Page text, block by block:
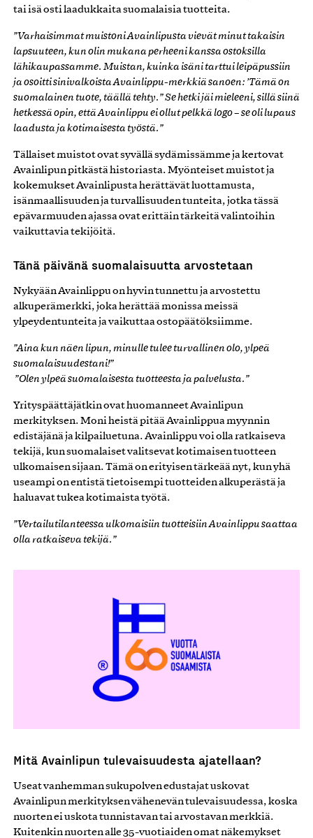
tai isä osti laadukkaita suomalaisia tuotteita.
”Varhaisimmat muistoni Avainlipusta vievät minut takaisin
lapsuuteen, kun olin mukana perheeni kanssa ostoksilla
lähikaupassamme. Muistan, kuinka isäni tarttui leipäpussiin
ja osoitti sinivalkoista Avainlippu-merkkiä sanoen: ’Tämä on
suomalainen tuote, täällä tehty.” Se hetki jäi mieleeni, sillä siinä
hetkessä opin, että Avainlippu ei ollut pelkkä logo – se oli lupaus
laadusta ja kotimaisesta työstä.”
Tällaiset muistot ovat syvällä sydämissämme ja kertovat
Avainlipun pitkästä historiasta. Myönteiset muistot ja
kokemukset Avainlipusta herättävät luottamusta,
isänmaallisuuden ja turvallisuuden tunteita, jotka tässä
epävarmuuden ajassa ovat erittäin tärkeitä valintoihin
vaikuttavia tekijöitä.
Tänä päivänä suomalaisuutta arvostetaan
Nykyään Avainlippu on hyvin tunnettu ja arvostettu
alkuperämerkki, joka herättää monissa meissä
ylpeydentunteita ja vaikuttaa ostopäätöksiimme.
”Aina kun näen lipun, minulle tulee turvallinen olo, ylpeä
suomalaisuudestani!”
”Olen ylpeä suomalaisesta tuotteesta ja palvelusta.”
Yrityspäättäjätkin ovat huomanneet Avainlipun
merkityksen. Moni heistä pitää Avainlippua myynnin
edistäjänä ja kilpailuetuna. Avainlippu voi olla ratkaiseva
tekijä, kun suomalaiset valitsevat kotimaisen tuotteen
ulkomaisen sijaan. Tämä on erityisen tärkeää nyt, kun yhä
useampi on entistä tietoisempi tuotteiden alkuperästä ja
haluavat tukea kotimaista työtä.
”Vertailutilanteessa ulkomaisiin tuotteisiin Avainlippu saattaa
olla ratkaiseva tekijä.”
Mitä Avainlipun tulevaisuudesta ajatellaan?
Useat vanhemman sukupolven edustajat uskovat
Avainlipun merkityksen vähenevän tulevaisuudessa, koska
nuorten ei uskota tunnistavan tai arvostavan merkkiä.
Kuitenkin nuorten alle 35-vuotiaiden omat näkemykset